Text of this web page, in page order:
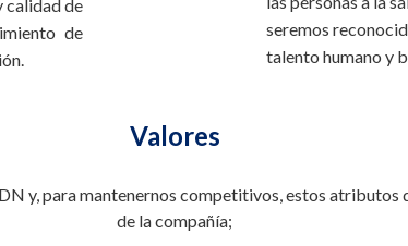
calidad de
de
seremos
talento humano y
Valores
y, para mantenernos competitivos, estos atributos
de la compañía;